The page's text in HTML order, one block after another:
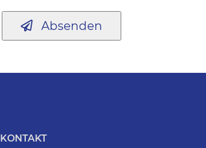
Absenden
KONTAKT